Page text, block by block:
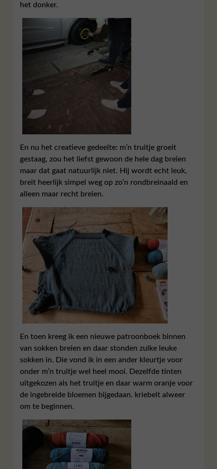
het donker.
En nu het creatieve gedeelte: m’n truitje groeit
gestaag, zou het liefst gewoon de hele dag breien
maar dat gaat natuurlijk niet. Hij wordt echt leuk,
breit heerlijk simpel weg op zo’n rondbreinaald en
alleen maar recht breien.
En toen kreeg ik een nieuwe patroonboek binnen
van sokken breien en daar stonden zulke leuke
sokken in. Die vond ik in een ander kleurtje voor
onder m’n truitje wel heel mooi. Dezelfde tinten
uitgekozen als het truitje en daar warm oranje voor
de ingebreide bloemen bijgedaan. kriebelt alweer
om te beginnen.